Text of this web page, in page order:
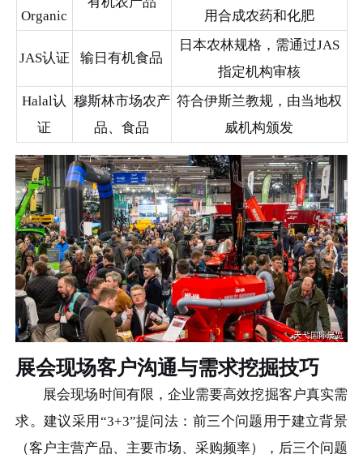
Organic
用合成农药和化肥
JAS认证 输日有机食品
日本农林规格，需通过JAS
指定机构审核
Halal认
证
穆斯林市场农产
品、食品
符合伊斯兰教规，由当地权
威机构颁发
展会现场客户沟通与需求挖掘技巧
展会现场时间有限，企业需要高效挖掘客户真实需
求。建议采用“3+3”提问法：前三个问题用于建立背景
（客户主营产品、主要市场、采购频率），后三个问题